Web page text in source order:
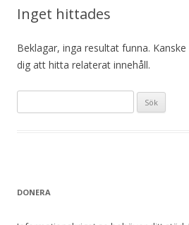
Inget hittades
Beklagar, inga resultat funna.
dig att hitta relaterat innehåll.
efter:
DONERA